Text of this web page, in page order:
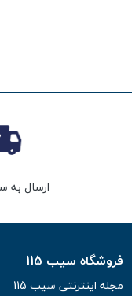
ارسال به
فروشگاه سیب 115
مجله اینترنتی سیب 115